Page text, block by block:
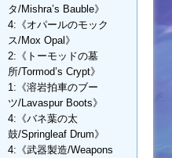
タ/Mishra’s Bauble》
4:《オパールのモック
ス/Mox Opal》
2:《トーモッドの墓
所/Tormod’s Crypt》
1:《溶岩拍車のブー
ツ/Lavaspur Boots》
4:《バネ葉の太
鼓/Springleaf Drum》
4:《武器製造/Weapons